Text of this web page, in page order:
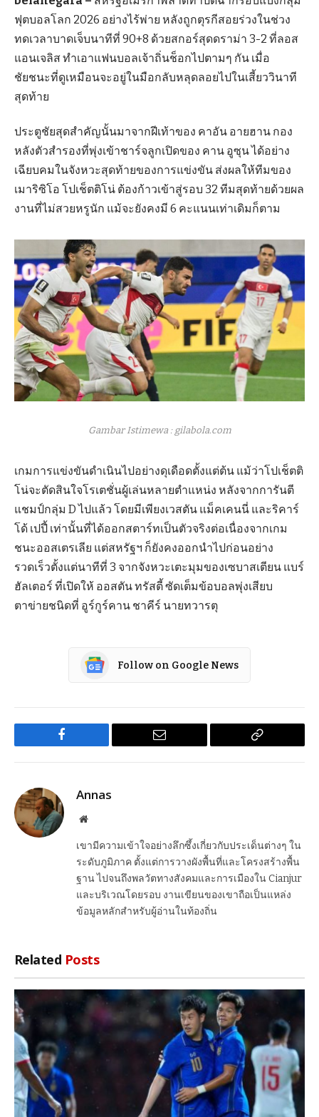
ฟุตบอลโลก 2026 อย่างไร้พ่าย หลังถูกตุรกีสอยร่วงในช่วง
ทดเวลาบาดเจ็บนาทีที่ 90+8 ด้วยสกอร์สุดดราม่า 3-2 ที่ลอส
แอนเจลิส ทำเอาแฟนบอลเจ้าถิ่นช็อกไปตามๆ กัน เมื่อ
ชัยชนะที่ดูเหมือนจะอยู่ในมือกลับหลุดลอยไปในเสี้ยววินาที
สุดท้าย
ประตูชัยสุดสำคัญนั้นมาจากฝีเท้าของ คาอัน อายฮาน กอง
หลังตัวสำรองที่พุ่งเข้าชาร์จลูกเปิดของ คาน อูซุน ได้อย่าง
เฉียบคมในจังหวะสุดท้ายของการแข่งขัน ส่งผลให้ทีมของ
เมาริซิโอ โปเช็ตติโน่ ต้องก้าวเข้าสู่รอบ 32 ทีมสุดท้ายด้วยผล
งานที่ไม่สวยหรูนัก แม้จะยังคงมี 6 คะแนนเท่าเดิมก็ตาม
Gambar Istimewa : gilabola.com
เกมการแข่งขันดำเนินไปอย่างดุเดือดตั้งแต่ต้น แม้ว่าโปเช็ตติ
โน่จะตัดสินใจโรเตชั่นผู้เล่นหลายตำแหน่ง หลังจากการันตี
แชมป์กลุ่ม D ไปแล้ว โดยมีเพียงเวสตัน แม็คเคนนี่ และริคาร์
โด้ เปปี้ เท่านั้นที่ได้ออกสตาร์ทเป็นตัวจริงต่อเนื่องจากเกม
ชนะออสเตรเลีย แต่สหรัฐฯ ก็ยังคงออกนำไปก่อนอย่าง
รวดเร็วตั้งแต่นาทีที่ 3 จากจังหวะเตะมุมของเซบาสเตียน แบร์
ฮัลเตอร์ ที่เปิดให้ ออสตัน ทรัสตี้ ซัดเต็มข้อบอลพุ่งเสียบ
ตาข่ายชนิดที่ อูร์กูร์คาน ชาคีร์ นายทวารตุ
Follow on Google News
Facebook Email
Copy
Annas
Website
เขามีความเข้าใจอย่างลึกซึ้งเกี่ยวกับประเด็นต่างๆ ใน
ระดับภูมิภาค ตั้งแต่การวางผังพื้นที่และโครงสร้างพื้น
ฐาน ไปจนถึงพลวัตทางสังคมและการเมืองใน Cianjur
และบริเวณโดยรอบ งานเขียนของเขาถือเป็นแหล่ง
ข้อมูลหลักสำหรับผู้อ่านในท้องถิ่น
Related Posts